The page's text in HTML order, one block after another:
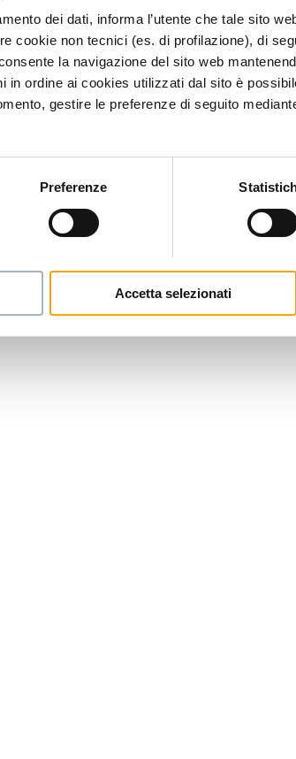
dei dati, informa l’utente che tale sito
cookie non tecnici (es. di profilazione), di
la navigazione del sito web
in ordine ai cookies utilizzati dal sito è
gestire le preferenze di seguito
Preferenze
Accetta selezionati